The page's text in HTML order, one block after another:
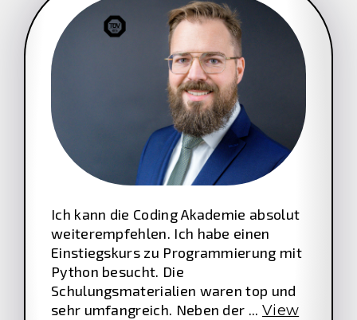
Ich kann die Coding Akademie absolut
weiterempfehlen. Ich habe einen
Einstiegskurs zu Programmierung mit
Python besucht. Die
Schulungsmaterialien waren top und
sehr umfangreich. Neben der ... View